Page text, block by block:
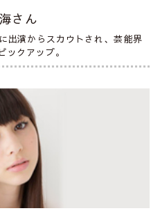
さん
出演からスカウトされ、芸能界
ックアップ。